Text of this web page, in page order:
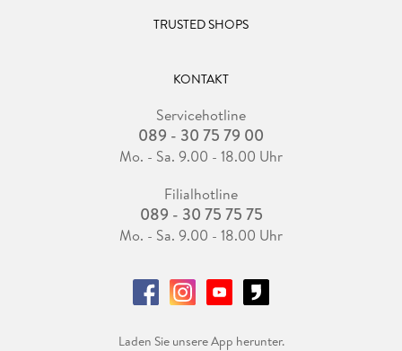
TRUSTED SHOPS
KONTAKT
Servicehotline
089 - 30 75 79 00
Mo. - Sa. 9.00 - 18.00 Uhr
Filialhotline
089 - 30 75 75 75
Mo. - Sa. 9.00 - 18.00 Uhr
Laden Sie unsere App herunter.